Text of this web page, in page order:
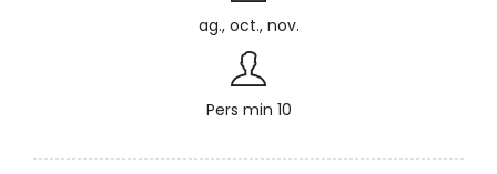
ag., oct., nov.
Pers min 10